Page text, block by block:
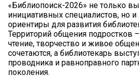
«Библиопоиск-2026» не только
инициативных специалистов, но
ориентиры для развития
Территорий общения подростков
чтение, творчество и живое
сочетаются, а библиотекарь
проводника и равноправного
поколения.